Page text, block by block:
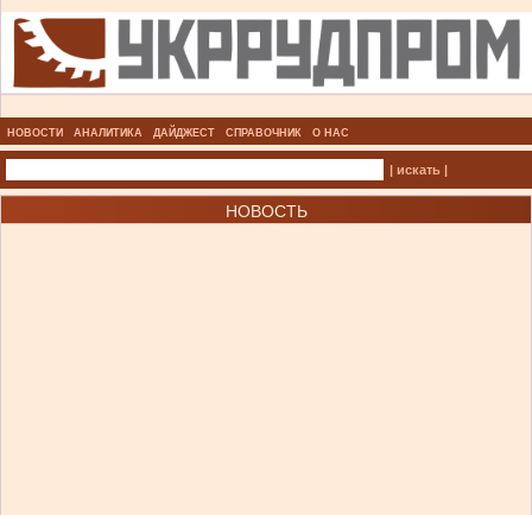
НОВОСТИ АНАЛИТИКА ДАЙДЖЕСТ СПРАВОЧНИК О НАС
| искать |
НОВОСТЬ